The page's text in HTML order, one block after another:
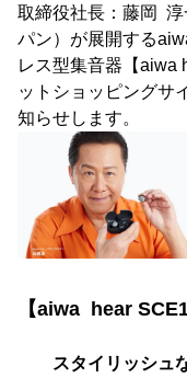
取締役社長：藤岡 淳
パン）が展開する
レス型集音器【aiwa
ットショッピングサ
知らせします。
【aiwa hear
スタイリッシュ